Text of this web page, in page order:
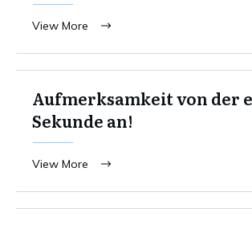
View More
Aufmerksamkeit von der
Sekunde an!
View More